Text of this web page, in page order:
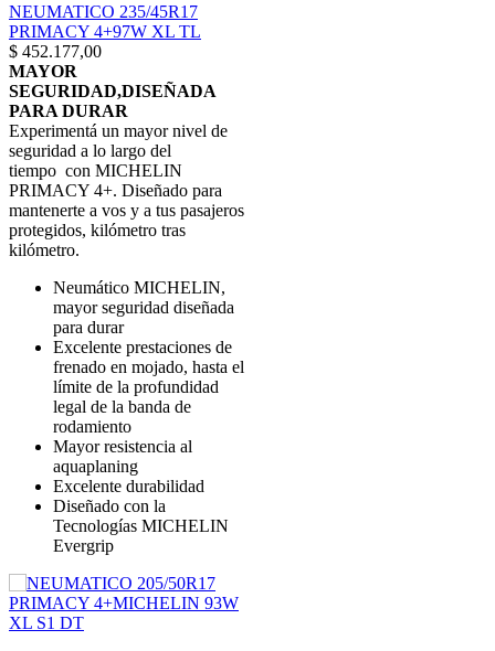
NEUMATICO 235/45R17
PRIMACY 4+97W XL TL
$ 452.177,00
MAYOR
SEGURIDAD,DISEÑADA
PARA DURAR
Experimentá un mayor nivel de
seguridad a lo largo del
tiempo con MICHELIN
PRIMACY 4+. Diseñado para
mantenerte a vos y a tus pasajeros
protegidos, kilómetro tras
kilómetro.
Neumático MICHELIN,
mayor seguridad diseñada
para durar
Excelente prestaciones de
frenado en mojado, hasta el
límite de la profundidad
legal de la banda de
rodamiento
Mayor resistencia al
aquaplaning
Excelente durabilidad
Diseñado con la
Tecnologías MICHELIN
Evergrip